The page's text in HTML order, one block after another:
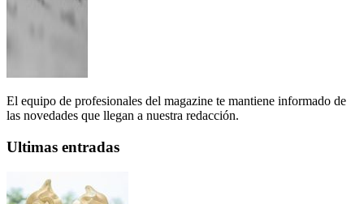
El equipo de profesionales del magazine te mantiene informado de
las novedades que llegan a nuestra redacción.
Ultimas entradas